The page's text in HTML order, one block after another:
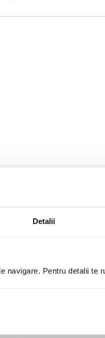
Detalii
navigare. Pentru detalii te